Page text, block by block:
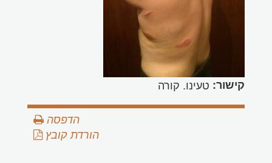
קישור: טעינו. קורה
הדפסה
הורדת קובץ